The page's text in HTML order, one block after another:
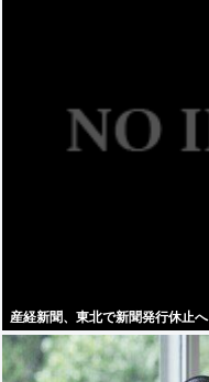
産経新聞、東北で新聞発行休止へ